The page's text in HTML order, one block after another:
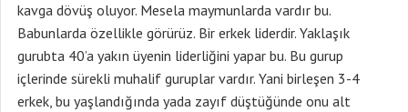
kavga dövüş oluyor. Mesela maymunlarda vardır bu.
Babunlarda özellikle görürüz. Bir erkek liderdir. Yaklaşık
gurubta 40’a yakın üyenin liderliğini yapar bu. Bu gurup
içlerinde sürekli muhalif guruplar vardır. Yani birleşen 3-4
erkek, bu yaşlandığında yada zayıf düştüğünde onu alt